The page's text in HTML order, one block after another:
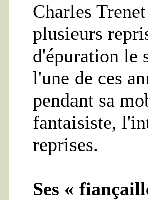
Charles
plusieurs
d'épuration le
l'une de ces
pendant sa
fantaisiste,
reprises.
Ses «